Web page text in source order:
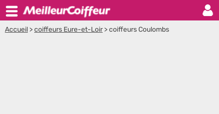
Accueil >coiffeurs Eure-et-Loir >coiffeurs Coulombs